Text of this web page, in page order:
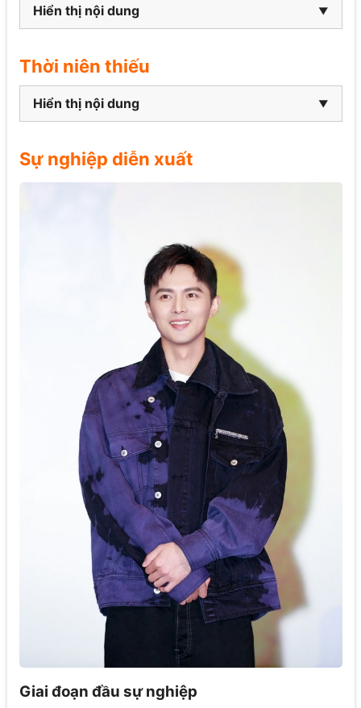
Hiển thị nội dung
Thời niên thiếu
Hiển thị nội dung
Sự nghiệp diễn xuất
Giai đoạn đầu sự nghiệp